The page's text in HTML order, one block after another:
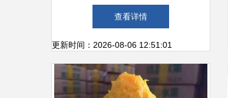
优质素材提升品牌吸引力
查看详情
更新时间：2026-08-06 12:51:01